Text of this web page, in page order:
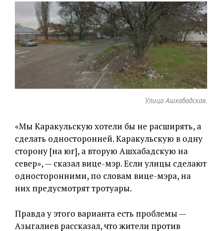
Улица Ашхабадская.
«Мы Каракульскую хотели бы не расширять, а
сделать односторонней. Каракульскую в одну
сторону [на юг], а вторую Ашхабадскую на
север», — сказал вице-мэр. Если улицы сделают
односторонними, по словам вице-мэра, на
них предусмотрят тротуары.
Правда у этого варианта есть проблемы —
Азыгалиев рассказал, что жители против